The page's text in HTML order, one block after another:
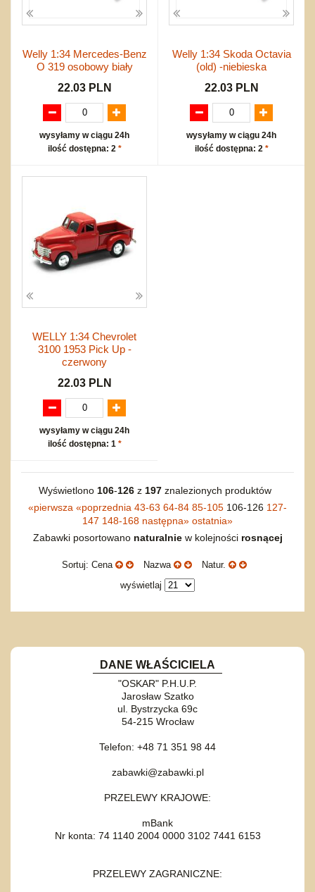
Welly 1:34 Mercedes-Benz
O 319 osobowy biały
22.03 PLN
wysyłamy w ciągu 24h
ilość dostępna: 2 *
Welly 1:34 Skoda Octavia
(old) -niebieska
22.03 PLN
wysyłamy w ciągu 24h
ilość dostępna: 2 *
WELLY 1:34 Chevrolet
3100 1953 Pick Up -
czerwony
22.03 PLN
wysyłamy w ciągu 24h
ilość dostępna: 1 *
Wyświetlono 106-126z 197znalezionych produktów
«pierwsza «poprzednia 43-63 64-84 85-105 106-126 127-
147 148-168 następna» ostatnia»
Zabawki posortowano naturalniew kolejności rosnącej
Sortuj: Cena Nazwa
Natur.
wyświetlaj
DANE WŁAŚCICIELA
"OSKAR" P.H.U.P.
Jarosław Szatko
ul. Bystrzycka 69c
54-215 Wrocław
Telefon: +48 71 351 98 44
zabawki@zabawki.pl
PRZELEWY KRAJOWE:
mBank
Nr konta: 74 1140 2004 0000 3102 7441 6153
PRZELEWY ZAGRANICZNE: